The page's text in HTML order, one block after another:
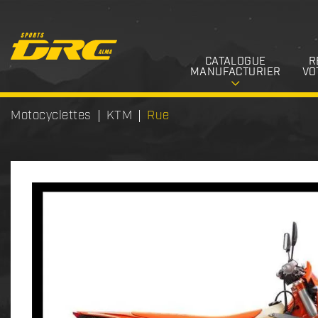
CATALOGUE
MANUFACTURIER
Motocyclettes KTM Rue